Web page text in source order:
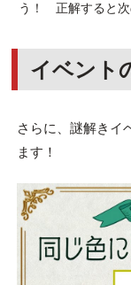
う！ 正解すると次
イベント
さらに、謎解きイ
ます！